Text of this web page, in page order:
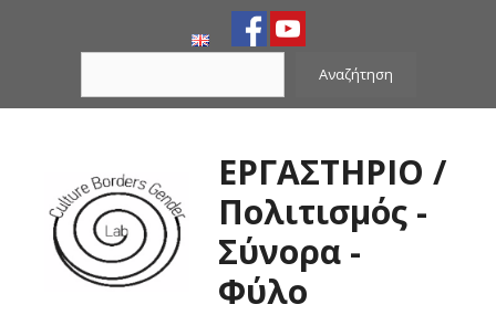
Αναζήτηση
ΕΡΓΑΣΤΗΡΙΟ /
Πολιτισμός -
Σύνορα -
Φύλο